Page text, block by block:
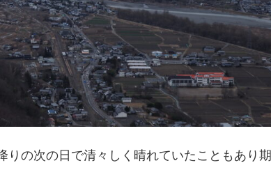
の次の日で清々しく晴れていたこともあり期